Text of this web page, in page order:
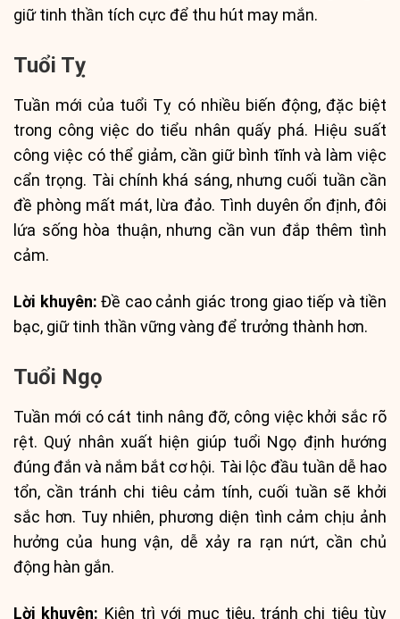
giữ tinh thần tích cực để thu hút may mắn.
Tuổi Tỵ
Tuần mới của tuổi Tỵ có nhiều biến động, đặc biệt
trong công việc do tiểu nhân quấy phá. Hiệu suất
công việc có thể giảm, cần giữ bình tĩnh và làm việc
cẩn trọng. Tài chính khá sáng, nhưng cuối tuần cần
đề phòng mất mát, lừa đảo. Tình duyên ổn định, đôi
lứa sống hòa thuận, nhưng cần vun đắp thêm tình
cảm.
Lời khuyên: Đề cao cảnh giác trong giao tiếp và tiền
bạc, giữ tinh thần vững vàng để trưởng thành hơn.
Tuổi Ngọ
Tuần mới có cát tinh nâng đỡ, công việc khởi sắc rõ
rệt. Quý nhân xuất hiện giúp tuổi Ngọ định hướng
đúng đắn và nắm bắt cơ hội. Tài lộc đầu tuần dễ hao
tổn, cần tránh chi tiêu cảm tính, cuối tuần sẽ khởi
sắc hơn. Tuy nhiên, phương diện tình cảm chịu ảnh
hưởng của hung vận, dễ xảy ra rạn nứt, cần chủ
động hàn gắn.
Lời khuyên: Kiên trì với mục tiêu, tránh chi tiêu tùy